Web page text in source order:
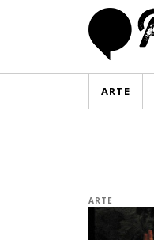
ARTE
ARTE